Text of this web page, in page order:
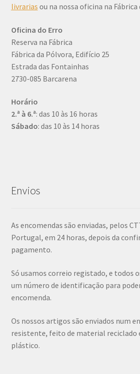
livrarias ou na nossa oficina na Fábrica
Oficina do Erro
Reserva na Fábrica
Fábrica da Pólvora, Edifício 25
Estrada das Fontainhas
2730-085 Barcarena
Horário
2.ª à 6.ª: das 10 às 16 horas
Sábado: das 10 às 14 horas
Envios
As encomendas são enviadas, pelos
Portugal, em 24 horas, depois da
pagamento.
Só usamos correio registado, e todos
um número de identificação para
encomenda.
Os nossos artigos são enviados num
resistente, feito de material reciclado
plástico.